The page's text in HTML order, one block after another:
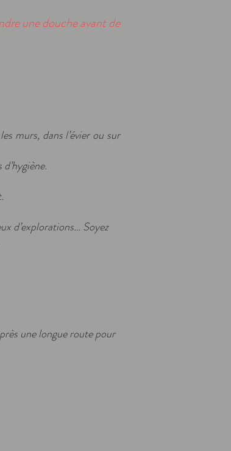
une douche avant de
murs, dans l’évier ou sur
d’explorations… Soyez
une longue route pour